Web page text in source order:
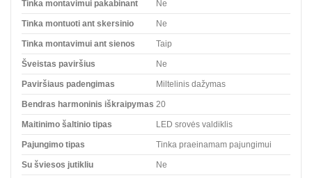
Tinka montavimui pakabinant Ne
Tinka montuoti ant skersinio Ne
Tinka montavimui ant sienos Taip
Šveistas paviršius Ne
Paviršiaus padengimas Miltelinis dažymas
Bendras harmoninis iškraipymas 20
Maitinimo šaltinio tipas LED srovės valdiklis
Pajungimo tipas Tinka praeinamam pajungimui
Su šviesos jutikliu Ne